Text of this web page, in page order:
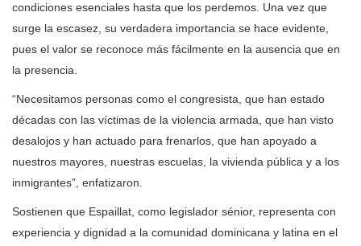
condiciones esenciales hasta que los perdemos. Una vez que
surge la escasez, su verdadera importancia se hace evidente,
pues el valor se reconoce más fácilmente en la ausencia que en
la presencia.
“Necesitamos personas como el congresista, que han estado
décadas con las víctimas de la violencia armada, que han visto
desalojos y han actuado para frenarlos, que han apoyado a
nuestros mayores, nuestras escuelas, la vivienda pública y a los
inmigrantes”, enfatizaron.
Sostienen que Espaillat, como legislador sénior, representa con
experiencia y dignidad a la comunidad dominicana y latina en el